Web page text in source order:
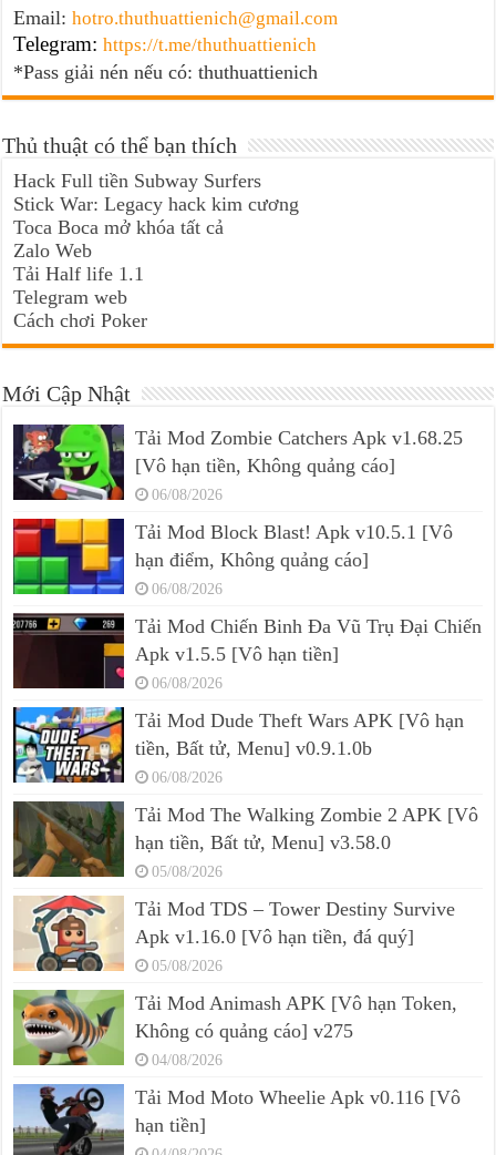
Email:hotro.thuthuattienich@gmail.com
Telegram: https://t.me/thuthuattienich
*Pass giải nén nếu có: thuthuattienich
Thủ thuật có thể bạn thích
Hack Full tiền Subway Surfers
Stick War: Legacy hack kim cương
Toca Boca mở khóa tất cả
Zalo Web
Tải Half life 1.1
Telegram web
Cách chơi Poker
Mới Cập Nhật
Tải Mod Zombie Catchers Apk v1.68.25
[Vô hạn tiền, Không quảng cáo]
06/08/2026
Tải Mod Block Blast! Apk v10.5.1 [Vô
hạn điểm, Không quảng cáo]
06/08/2026
Tải Mod Chiến Binh Đa Vũ Trụ Đại Chiến
Apk v1.5.5 [Vô hạn tiền]
06/08/2026
Tải Mod Dude Theft Wars APK [Vô hạn
tiền, Bất tử, Menu] v0.9.1.0b
06/08/2026
Tải Mod The Walking Zombie 2 APK [Vô
hạn tiền, Bất tử, Menu] v3.58.0
05/08/2026
Tải Mod TDS – Tower Destiny Survive
Apk v1.16.0 [Vô hạn tiền, đá quý]
05/08/2026
Tải Mod Animash APK [Vô hạn Token,
Không có quảng cáo] v275
04/08/2026
Tải Mod Moto Wheelie Apk v0.116 [Vô
hạn tiền]